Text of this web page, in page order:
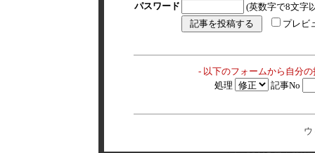
パスワード
(英数字で8文字
プレビ
- 以下のフォームから自分
処理
記事No